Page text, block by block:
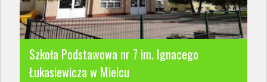
Szkoła Podstawowa nr 7 im. Ignacego
Łukasiewicza w Mielcu